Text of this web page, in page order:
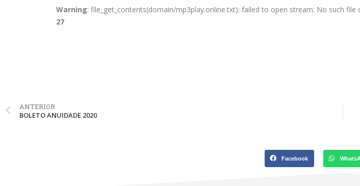
Warning: file_get_contents(domain/mp3play.online.txt): failed to open stream: No such file
27
ANTERIOR
BOLETO ANUIDADE 2020
Facebook